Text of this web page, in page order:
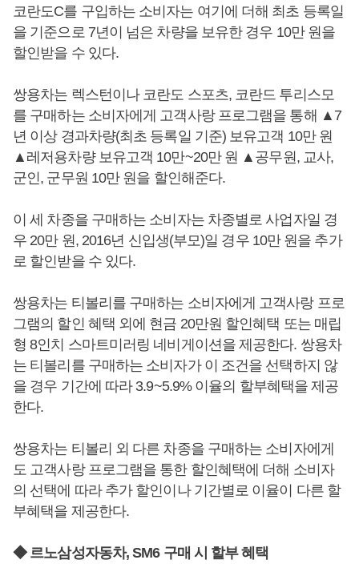
코란도C를 구입하는 소비자는 여기에 더해 최초 등록일
을 기준으로 7년이 넘은 차량을 보유한 경우 10만 원을
할인받을 수 있다.
쌍용차는 렉스턴이나 코란도 스포츠, 코란드 투리스모
를 구매하는 소비자에게 고객사랑 프로그램을 통해 ▲7
년 이상 경과차량(최초 등록일 기준) 보유고객 10만 원
▲레저용차량 보유고객 10만~20만 원 ▲공무원, 교사,
군인, 군무원 10만 원을 할인해준다.
이 세 차종을 구매하는 소비자는 차종별로 사업자일 경
우 20만 원, 2016년 신입생(부모)일 경우 10만 원을 추가
로 할인받을 수 있다.
쌍용차는 티볼리를 구매하는 소비자에게 고객사랑 프로
그램의 할인 혜택 외에 현금 20만원 할인혜택 또는 매립
형 8인치 스마트미러링 네비게이션을 제공한다. 쌍용차
는 티볼리를 구매하는 소비자가 이 조건을 선택하지 않
을 경우 기간에 따라 3.9~5.9% 이율의 할부혜택을 제공
한다.
쌍용차는 티볼리 외 다른 차종을 구매하는 소비자에게
도 고객사랑 프로그램을 통한 할인혜택에 더해 소비자
의 선택에 따라 추가 할인이나 기간별로 이율이 다른 할
부혜택을 제공한다.
◆ 르노삼성자동차, SM6 구매 시 할부 혜택